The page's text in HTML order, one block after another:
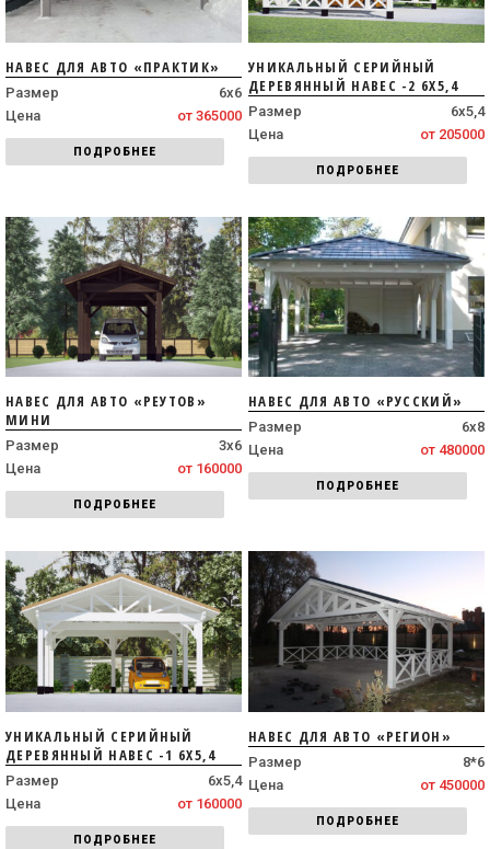
НАВЕС ДЛЯ АВТО «ПРАКТИК»
Размер
6х6
Цена
от 365000
ПОДРОБНЕЕ
УНИКАЛЬНЫЙ СЕРИЙНЫЙ
ДЕРЕВЯННЫЙ НАВЕС -2 6Х5,4
Размер
6х5,4
Цена
от 205000
ПОДРОБНЕЕ
НАВЕС ДЛЯ АВТО «РЕУТОВ»
МИНИ
Размер
3х6
Цена
от 160000
ПОДРОБНЕЕ
НАВЕС ДЛЯ АВТО «РУССКИЙ»
Размер
6х8
Цена
от 480000
ПОДРОБНЕЕ
УНИКАЛЬНЫЙ СЕРИЙНЫЙ
ДЕРЕВЯННЫЙ НАВЕС -1 6Х5,4
Размер
6х5,4
Цена
от 160000
ПОДРОБНЕЕ
НАВЕС ДЛЯ АВТО «РЕГИОН»
Размер
8*6
Цена
от 450000
ПОДРОБНЕЕ